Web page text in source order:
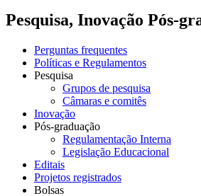
Pesquisa, Inovação Pós-
Perguntas frequentes
Políticas e Regulamentos
Pesquisa
Grupos de pesquisa
Câmaras e comitês
Inovação
Pós-graduação
Regulamentação Interna
Legislação Educacional
Editais
Projetos registrados
Bolsas